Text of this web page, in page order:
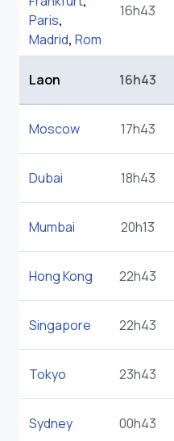
Paris,
Madrid, Rom
16h43
Laon 16h43
Moscow 17h43
Dubai 18h43
Mumbai 20h13
Hong Kong 22h43
Singapore 22h43
Tokyo 23h43
Sydney 00h43